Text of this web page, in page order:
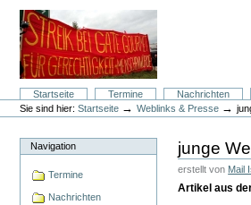
Inhalt
Direkt
Navigation
SektionenStartseite Termine Nachrichten
Benutzerspezifische
Werkzeuge
Sie sind hier: Startseite →Weblinks & Presse →
Navigation
Termine
Nachrichten
junge
erstellt von Mail
Artikel aus